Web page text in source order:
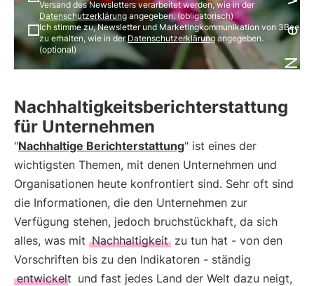
Versand des Newsletters verarbeitet werden, wie in der
Datenschutzerklärung angegeben. (obligatorisch)
Ich stimme zu, Newsletter und Marketingkommunikation von 3Bee
zu erhalten, wie in derDatenschutzerklärungangegeben.
(optional)
Nachhaltigkeitsberichterstattung
für Unternehmen
"Nachhaltige Berichterstattung" ist eines der
wichtigsten Themen, mit denen Unternehmen und
Organisationen heute konfrontiert sind. Sehr oft sind
die Informationen, die den Unternehmen zur
Verfügung stehen, jedoch bruchstückhaft, da sich
alles, was mit Nachhaltigkeit zu tun hat - von den
Vorschriften bis zu den Indikatoren - ständig
entwickelt und fast jedes Land der Welt dazu neigt,